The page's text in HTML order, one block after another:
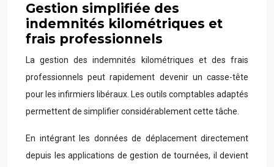
Gestion simplifiée des
indemnités kilométriques et
frais professionnels
La gestion des indemnités kilométriques et des frais
professionnels peut rapidement devenir un casse-tête
pour les infirmiers libéraux. Les outils comptables adaptés
permettent de simplifier considérablement cette tâche.
En intégrant les données de déplacement directement
depuis les applications de gestion de tournées, il devient